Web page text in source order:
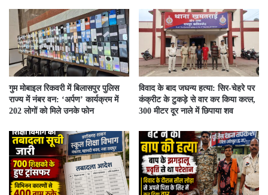
गुम मोबाइल रिकवरी में बिलासपुर पुलिस
राज्य में नंबर वन: ‘अर्पण’ कार्यक्रम में
202 लोगों को मिले उनके फोन
विवाद के बाद जघन्य हत्या: सिर-चेहरे पर
कंक्रीट के टुकड़े से वार कर किया कत्ल,
300 मीटर दूर नाले में छिपाया शव